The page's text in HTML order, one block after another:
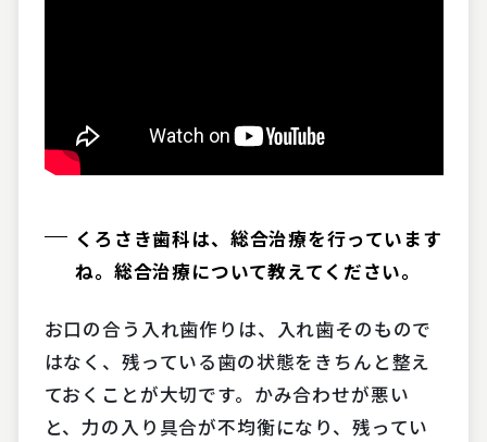
くろさき歯科は、総合治療を行っています
ね。総合治療について教えてください。
お口の合う入れ歯作りは、入れ歯そのもので
はなく、残っている歯の状態をきちんと整え
ておくことが大切です。かみ合わせが悪い
と、力の入り具合が不均衡になり、残ってい